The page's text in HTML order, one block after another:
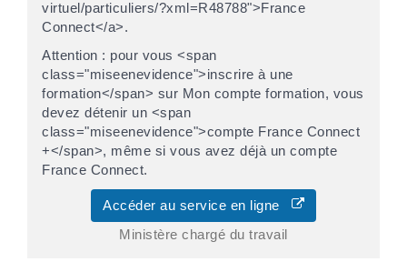
virtuel/particuliers/?xml=R48788">France
Connect</a>.
Attention : pour vous <span
class="miseenevidence">inscrire à une
formation</span> sur Mon compte formation, vous
devez détenir un <span
class="miseenevidence">compte France Connect
+</span>, même si vous avez déjà un compte
France Connect.
Accéder au service en ligne
Ministère chargé du travail